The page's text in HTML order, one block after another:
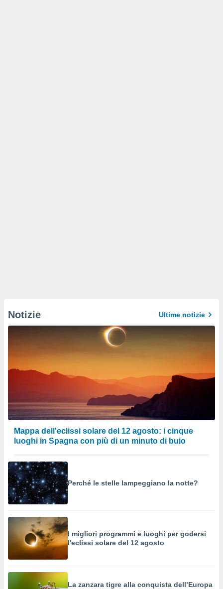
Notizie Ultime notizie
Mappa dell'eclissi solare del 12 agosto: i cinque
luoghi in Spagna con più di un minuto di buio
Perché le stelle lampeggiano la notte?
I migliori programmi e luoghi per godersi
l'eclissi solare del 12 agosto
La zanzara tigre alla conquista dell’Europa